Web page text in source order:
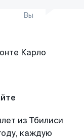
Вы
из Тбилиси
каждую